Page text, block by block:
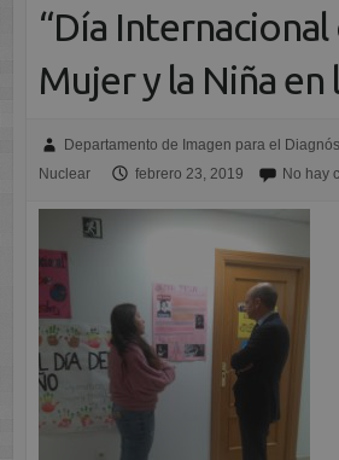
“Día Internacional
Mujer y la Niña en
Departamento de Imagen para el
Nuclear
febrero 23, 2019 No hay